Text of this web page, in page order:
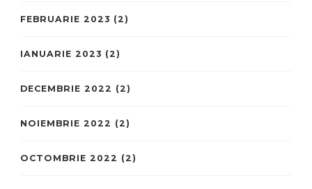
FEBRUARIE 2023 (2)
IANUARIE 2023 (2)
DECEMBRIE 2022 (2)
NOIEMBRIE 2022 (2)
OCTOMBRIE 2022 (2)